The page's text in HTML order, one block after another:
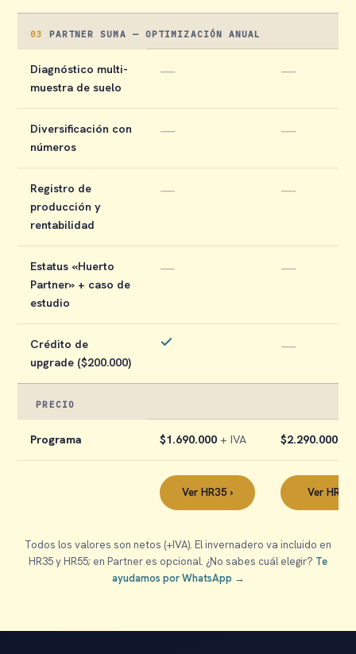
03 PARTNER SUMA — OPTIMIZACIÓN ANUAL
Diagnóstico multi-
muestra de suelo
— —
Diversificación con
números
— —
Registro de
producción y
rentabilidad
— —
Estatus «Huerto
Partner» + caso de
estudio
— —
Crédito de
upgrade ($200.000)
—
PRECIO
Programa $1.690.000 + IVA $2.290.000
Ver HR35 › Ver HR55
Todos los valores son netos (+IVA). El invernadero va incluido en
HR35 y HR55; en Partner es opcional. ¿No sabes cuál elegir? Te
ayudamos por WhatsApp →